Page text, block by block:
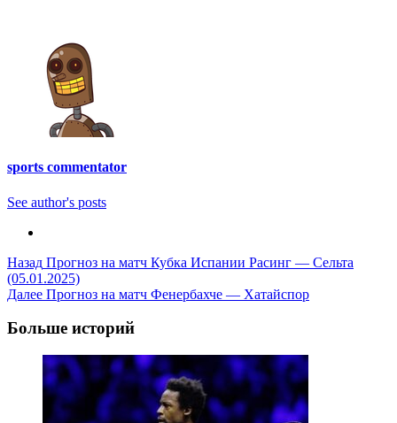
sports commentator
See author's posts
Post
Navigation
Назад Прогноз на матч Кубка Испании Расинг — Сельта
(05.01.2025)
Далее Прогноз на матч Фенербахче — Хатайспор
Больше историй